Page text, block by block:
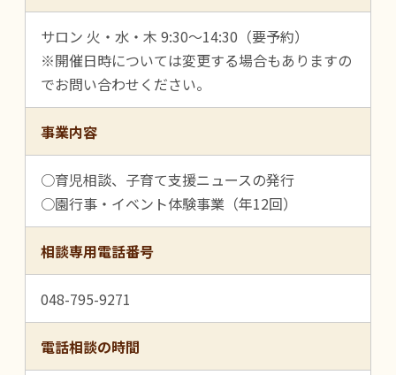
サロン 火・水・木 9:30～14:30（要予約）
※開催日時については変更する場合もありますの
でお問い合わせください。
事業内容
○育児相談、子育て支援ニュースの発行
○園行事・イベント体験事業（年12回）
相談専用電話番号
048-795-9271
電話相談の時間